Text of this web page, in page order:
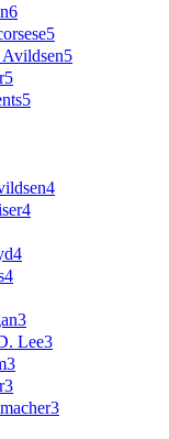
6
5
5
5
5
4
4
4
4
3
Lee3
3
3
3